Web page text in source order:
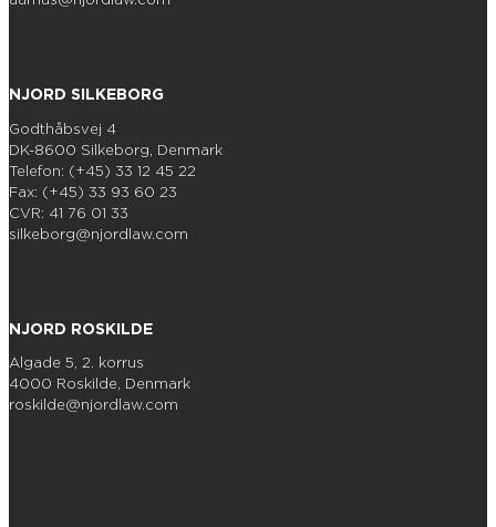
NJORD SILKEBORG
Godthåbsvej 4
DK-8600 Silkeborg, Denmark
Telefon: (+45) 33 12 45 22
Fax: (+45) 33 93 60 23
CVR: 41 76 01 33
silkeborg@njordlaw.com
NJORD ROSKILDE
Algade 5, 2. korrus
4000 Roskilde, Denmark
roskilde@njordlaw.com